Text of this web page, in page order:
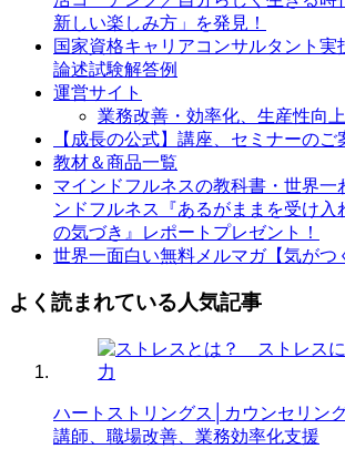
新しい楽しみ方」を発見！
国家資格キャリアコンサルタント実
論述試験解答例
運営サイト
業務改善・効率化、生産性向
【成長の公式】講座、セミナーのご
教材＆商品一覧
マインドフルネスの教科書・世界一
ンドフルネス『あるがままを受け入
の気づき』レポートプレゼント！
世界一面白い無料メルマガ【気がつ
よく読まれている人気記事
ハートストリングス│カウンセリン
講師、職場改善、業務効率化支援